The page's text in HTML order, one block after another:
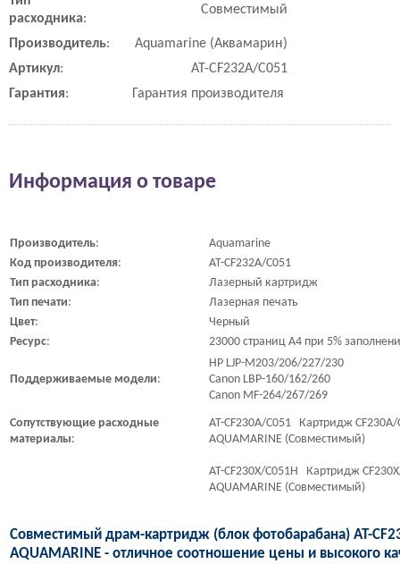
расходника:
Совместимый
Производитель:
Aquamarine (Аквамарин)
Артикул:
AT-CF232A/C051
Гарантия: Гарантия производителя
Информация о товаре
Производитель:
Aquamarine
Код производителя:
AT-CF232A/C051
Тип расходника:
Лазерный картридж
Тип печати:
Лазерная печать
Цвет:
Черный
Ресурс: 23000 страниц A4 при 5%
Поддерживаемые модели:
HP LJP-M203/206/227/230
Canon LBP-160/162/260
Canon MF-264/267/269
Сопутствующие расходные
материалы:
AT-CF230A/C051 Картридж
AQUAMARINE (Совместимый)
AT-CF230X/C051H Картридж
AQUAMARINE (Совместимый)
Совместимый драм-картридж (блок фотобарабана) AT-
AQUAMARINE - отличное соотношение цены и высокого